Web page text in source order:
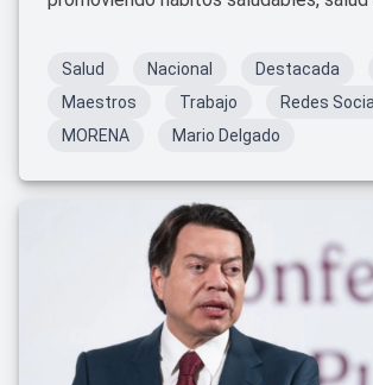
saludable!
Salud Nacional Destacada
Maestros
Trabajo
Redes
MORENA
Mario Delgado